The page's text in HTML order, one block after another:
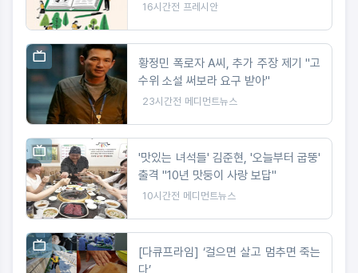
16시간전 프레시안
황정민 폭로자 A씨, 추가 주장 제기 "고
수위 소설 써보라 요구 받아"
23시간전 메디먼트뉴스
'맛있는 녀석들' 김준현, '오늘부터 굽뚱'
출격 "10년 맛둥이 사랑 보답"
10시간전 메디먼트뉴스
[다큐프라임] ‘걸으면 살고 멈추면 죽는
다’